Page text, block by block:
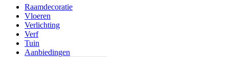
Raamdecoratie
Vloeren
Verlichting
Verf
Tuin
Aanbiedingen